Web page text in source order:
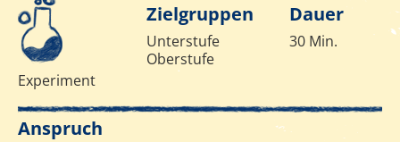
Experiment
Zielgruppen
Unterstufe
Oberstufe
Dauer
30 Min.
Anspruch